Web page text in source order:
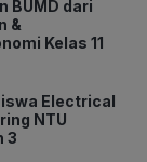
BUMD dari
&
Kelas 11
Electrical
NTU
3